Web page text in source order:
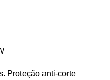
Proteção anti-corte